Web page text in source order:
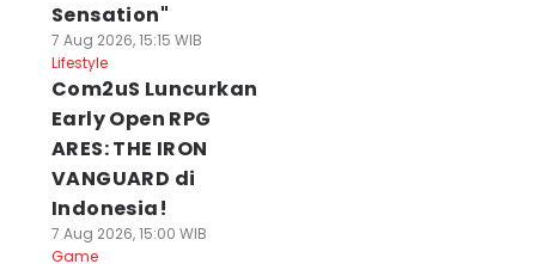
Sensation"
7 Aug 2026, 15:15 WIB
Lifestyle
Com2uS Luncurkan
Early Open RPG
ARES: THE IRON
VANGUARD di
Indonesia!
7 Aug 2026, 15:00 WIB
Game